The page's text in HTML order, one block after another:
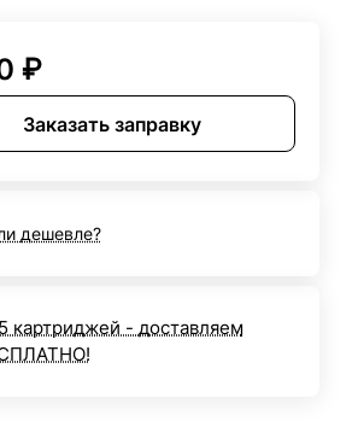
₽
Заказать заправку
дешевле?
картриджей - доставляем